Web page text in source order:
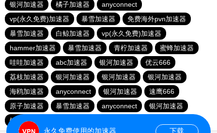
银河加速器
橘子加速器
anyconnect
vp(永久免费)加速器
暴雪加速器
免费海外pvn加速器
暴雪加速器
白鲸加速器
vp(永久免费)加速器
hammer加速器
暴雪加速器 青柠加速器
蜜蜂加速器
哇哇加速器
abc加速器 银河加速器
优云666
荔枝加速器
银河加速器 银河加速器
银河加速器
海鸥加速器
anyconnect 银河加速器
速鹰666
原子加速器
暴雪加速器 anyconnect
银河加速器
银河加速器
永久免费使用的加速器 下载